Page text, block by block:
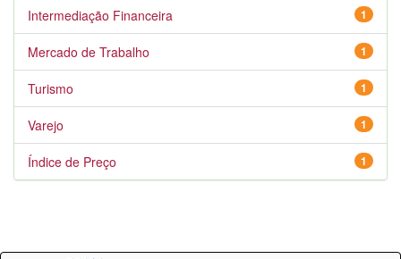
1
Intermediação Financeira
1
Mercado de Trabalho
1
Turismo
1
Varejo
1
Índice de Preço